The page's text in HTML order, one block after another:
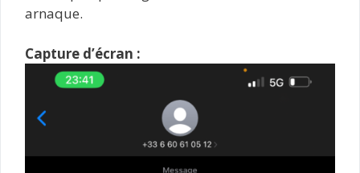
arnaque.
Capture d’écran :